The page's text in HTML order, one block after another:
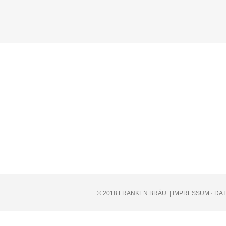
© 2018 FRANKEN BRÄU. | IMPRESSUM ·